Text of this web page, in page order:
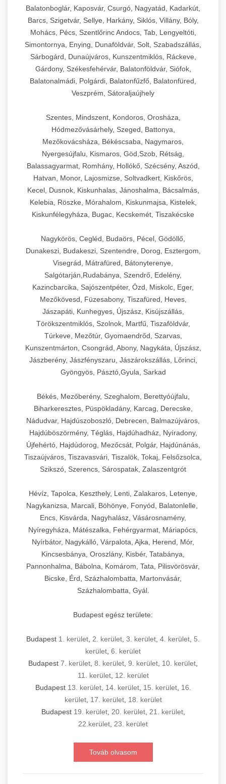
Balatonboglár, Kaposvár, Csurgó, Nagyatád, Kadarkút,
Barcs, Szigetvár, Sellye, Harkány, Siklós, Villány, Bóly,
Mohács, Pécs, Szentlőrinc Andocs, Tab, Lengyeltóti,
Simontornya, Enying, Dunaföldvár, Solt, Szabadszállás,
Sárbogárd, Dunaújváros, Kunszentmiklós, Ráckeve,
Gárdony, Székesfehérvár, Balatonföldvár, Siófok,
Balatonalmádi, Polgárdi, Balatonfűzfő, Balatonfüred,
Veszprém, Sátoraljaújhely
Szentes, Mindszent, Kondoros, Orosháza,
Hódmezővásárhely, Szeged, Battonya,
Mezőkovácsháza, Békéscsaba, Nagymaros,
Nyergesújfalu, Kismaros, Göd,Szob, Rétság,
Balassagyarmat, Romhány, Hollókő, Szécsény, Aszód,
Hatvan, Monor, Lajosmizse, Soltvadkert, Kiskőrös,
Kecel, Dusnok, Kiskunhalas, Jánoshalma, Bácsalmás,
Kelebia, Röszke, Mórahalom, Kiskunmajsa, Kistelek,
Kiskunfélegyháza, Bugac, Kecskemét, Tiszakécske
Nagykörös, Cegléd, Budaörs, Pécel, Gödöllő,
Dunakeszi, Budakeszi, Szentendre, Dorog, Esztergom,
Visegrád, Mátrafüred, Bátonyterenye,
Salgótarján,Rudabánya, Szendrő, Edelény,
Kazincbarcika, Sajószentpéter, Ózd, Miskolc, Eger,
Mezőkövesd, Füzesabony, Tiszafüred, Heves,
Jászapáti, Kunhegyes, Újszász, Kisújszállás,
Törökszentmiklós, Szolnok, Martfű, Tiszaföldvár,
Túrkeve, Mezőtúr, Gyomaendrőd, Szarvas,
Kunszentmárton, Csongrád, Abony, Nagykáta, Újszász,
Jászberény, Jászfényszaru, Jászárokszállás, Lőrinci,
Gyöngyös, Pásztó,Gyula, Sarkad
Békés, Mezőberény, Szeghalom, Berettyóújfalu,
Biharkeresztes, Püspökladány, Karcag, Derecske,
Nádudvar, Hajdúszoboszló, Debrecen, Balmazújváros,
Hajdúböszörmény, Téglás, Hajdúhadház, Nyíradony,
Újfehértó, Hajdúdorog, Mezőcsát, Polgár, Hajdúnánás,
Tiszaújváros, Tiszavasvári, Tiszalök, Tokaj, Felsőzsolca,
Szikszó, Szerencs, Sárospatak, Zalaszentgrót
Hévíz, Tapolca, Keszthely, Lenti, Zalakaros, Letenye,
Nagykanizsa, Marcali, Böhönye, Fonyód, Balatonlelle,
Encs, Kisvárda, Nagyhalász, Vásárosnamény,
Nyíregyháza, Mátészalka, Fehérgyarmat, Máriapócs,
Nyírbátor, Nagykálló, Várpalota, Ajka, Herend, Mór,
Kincsesbánya, Oroszlány, Kisbér, Tatabánya,
Pannonhalma, Bábolna, Komárom, Tata, Pilisvörösvár,
Bicske, Érd, Százhalombatta, Martonvásár,
Százhalombatta, Gyál.
Budapest egész területe:
Budapest 1. kerület, 2. kerület, 3. kerület, 4. kerület, 5.
kerület, 6. kerület
Budapest 7. kerület, 8. kerület, 9. kerület, 10. kerület,
11. kerület, 12. kerület
Budapest 13. kerület, 14. kerület, 15. kerület, 16.
kerület, 17. kerület, 18. kerület
Budapest 19. kerület, 20. kerület, 21. kerület,
22.kerület, 23. kerület
Továb olvasom